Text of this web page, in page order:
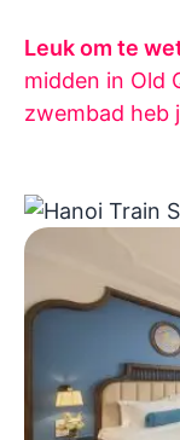
Leuk om te
midden in Old
zwembad heb